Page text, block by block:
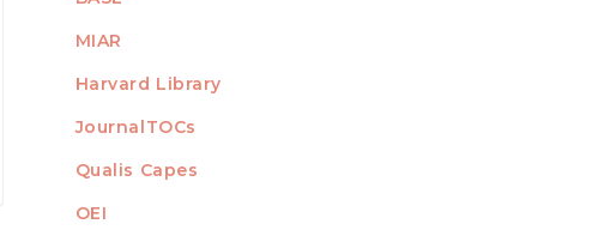
MIAR
Harvard Library
JournalTOCs
Qualis Capes
OEI